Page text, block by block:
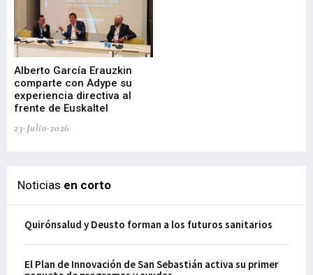
Alberto García Erauzkin
comparte con Adype su
experiencia directiva al
frente de Euskaltel
23-Julio-2026
Noticias en corto
Quirónsalud y Deusto forman a los futuros sanitarios
El Plan de Innovación de San Sebastián activa su primer